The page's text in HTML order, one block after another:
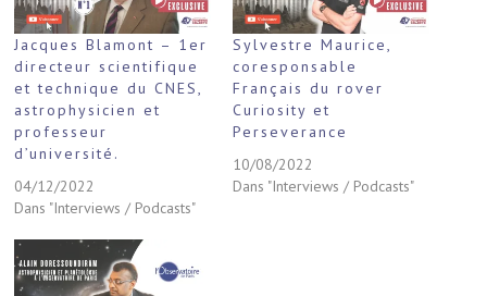
Jacques Blamont – 1er
directeur scientifique
et technique du CNES,
astrophysicien et
professeur
d’université.
04/12/2022
Dans "Interviews / Podcasts"
Sylvestre Maurice,
coresponsable
Français du rover
Curiosity et
Perseverance
10/08/2022
Dans "Interviews / Podcasts"